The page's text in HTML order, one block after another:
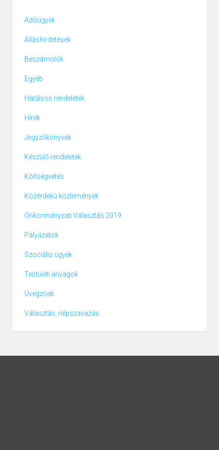
Adóügyek
Álláshirdetések
Beszámolók
Egyéb
Hatályos rendeletek
Hírek
Jegyzőkönyvek
Készülő rendeletek
Költségvetés
Közérdekű közlemények
Önkormányzati Választás 2019
Pályázatok
Szociális ügyek
Testületi anyagok
Üvegzseb
Választás, népszavazás